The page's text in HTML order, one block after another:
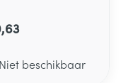
beschikbaar